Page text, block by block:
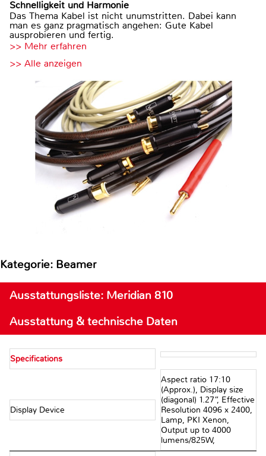
Schnelligkeit und Harmonie
Das Thema Kabel ist nicht unumstritten. Dabei kann
man es ganz pragmatisch angehen: Gute Kabel
ausprobieren und fertig.
>> Mehr erfahren
>> Alle anzeigen
Kategorie: Beamer
Ausstattungsliste: Meridian 810
Ausstattung & technische Daten
Specifications
Display Device
Aspect ratio 17:10
(Approx.), Display size
(diagonal) 1.27”, Effective
Resolution 4096 x 2400,
Lamp, PKI Xenon,
Output up to 4000
lumens/825W,